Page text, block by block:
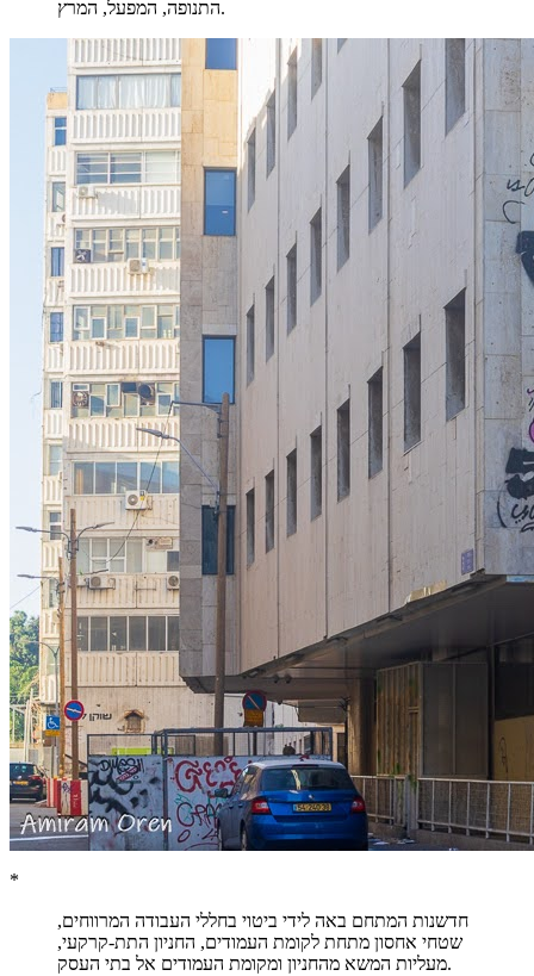
התנופה, המפעל, המרץ.
*
חדשנות המתחם באה לידי ביטוי בחללי העבודה המרווחים,
שטחי אחסון מתחת לקומת העמודים, החניון התת-קרקעי,
מעליות המשא מהחניון ומקומת העמודים אל בתי העסק.